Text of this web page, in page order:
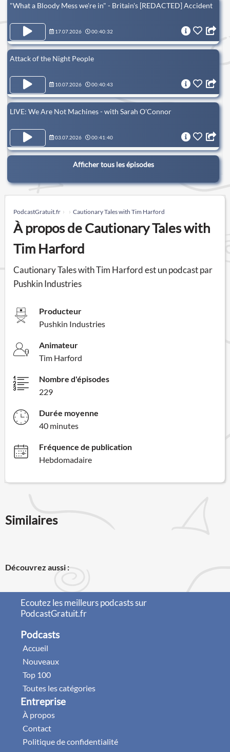
"What a Bloody Mess we're in" - Britain's [REDACTED] Accident
17.07.2026 00:40:32
Attack of the Night People
10.07.2026 00:40:43
LIVE: We Are Not Machines - with Sarah O'Connor
03.07.2026 00:41:40
Afficher tous les épisodes
PodcastGratuit.fr Cautionary Tales with Tim Harford
À propos de Cautionary Tales with
Tim Harford
Cautionary Tales with Tim Harford est un podcast par
Pushkin Industries
Producteur
Pushkin Industries
Animateur
Tim Harford
Nombre d'épisodes
229
Durée moyenne
40 minutes
Fréquence de publication
Hebdomadaire
Similaires
Découvrez aussi :
Ecoutez les meilleurs podcasts sur
PodcastGratuit.fr
Podcasts
Accueil
Nouveaux
Top 100
Toutes les catégories
Entreprise
À propos
Contact
Politique de confidentialité